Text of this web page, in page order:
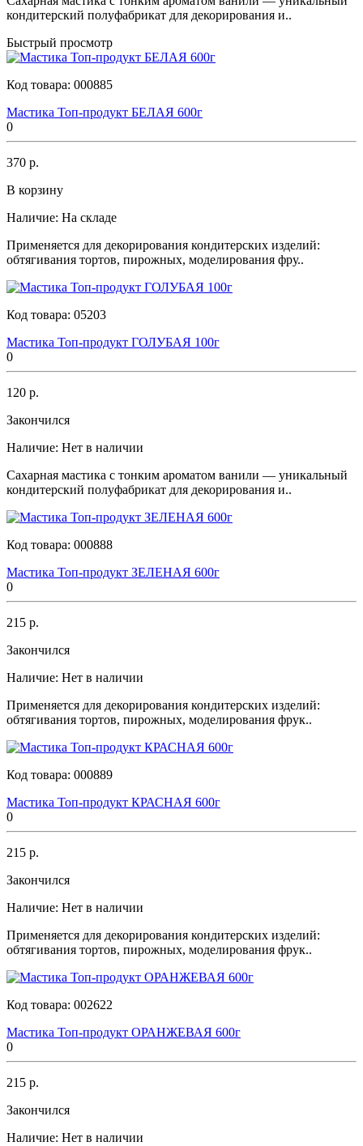
кондитерский полуфабрикат для декорирования и..
Быстрый просмотр
Код товара: 000885
Мастика Топ-продукт БЕЛАЯ 600г
0
370 р.
В корзину
Наличие: На складе
Применяется для декорирования кондитерских изделий:
обтягивания тортов, пирожных, моделирования фру..
Код товара: 05203
Мастика Топ-продукт ГОЛУБАЯ 100г
0
120 р.
Закончился
Наличие: Нет в наличии
Сахарная мастика с тонким ароматом ванили — уникальный
кондитерский полуфабрикат для декорирования и..
Код товара: 000888
Мастика Топ-продукт ЗЕЛЕНАЯ 600г
0
215 р.
Закончился
Наличие: Нет в наличии
Применяется для декорирования кондитерских изделий:
обтягивания тортов, пирожных, моделирования фрук..
Код товара: 000889
Мастика Топ-продукт КРАСНАЯ 600г
0
215 р.
Закончился
Наличие: Нет в наличии
Применяется для декорирования кондитерских изделий:
обтягивания тортов, пирожных, моделирования фрук..
Код товара: 002622
Мастика Топ-продукт ОРАНЖЕВАЯ 600г
0
215 р.
Закончился
Наличие: Нет в наличии